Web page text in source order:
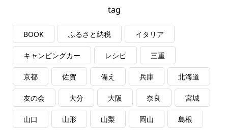
tag
BOOK ふるさと納税 イタリア
キャンピングカー レシピ 三重
京都 佐賀 備え 兵庫 北海道
友の会 大分 大阪 奈良 宮城
山口 山形 山梨 岡山 島根